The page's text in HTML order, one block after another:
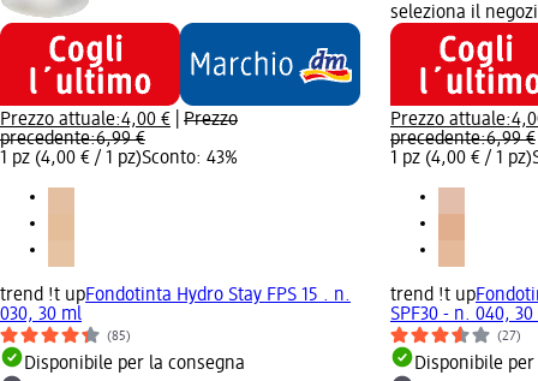
Prezzo attuale:4,00 €
Prezzo
precedente:6,99 €
1 pz (4,00 € / 1 pz)Sconto: 43%
trend !t upFondotinta Hydro Stay FPS 15 . n.
030, 30 ml
(85)
Disponibile per la consegna
seleziona il
Prezzo attuale:
precedente:6,99 €
1 pz (4,00 € / 1 pz)
trend !t up
SPF30 - n. 040,
(27)
Disponibile